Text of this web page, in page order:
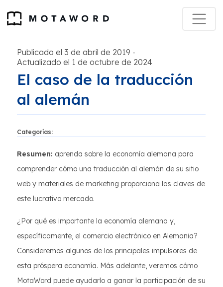
Publicado el 3 de abril de 2019 -
Actualizado el 1 de octubre de 2024
El caso de la traducción
al alemán
Categorías:
Resumen: aprenda sobre la economía alemana para
comprender cómo una traducción al alemán de su sitio
web y materiales de marketing proporciona las claves de
este lucrativo mercado.
¿Por qué es importante la economía alemana y,
específicamente, el comercio electrónico en Alemania?
Consideremos algunos de los principales impulsores de
esta próspera economía. Más adelante, veremos cómo
MotaWord puede ayudarlo a ganar la participación de su